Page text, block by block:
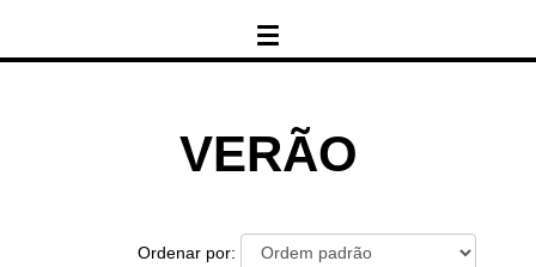
VERÃO
Ordenar por: